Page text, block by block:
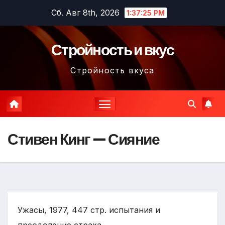
содержимому
Сб. Авг 8th, 2026 1:37:26 PM
Стройность и вкус
Стройность вкуса
Стивен Кинг — Сияние
Ужасы, 1977, 447 стр. испытания и